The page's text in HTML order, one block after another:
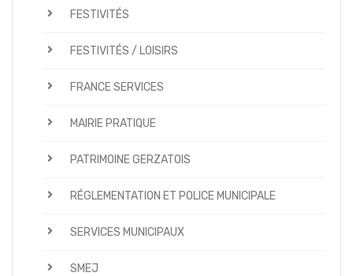
FESTIVITÉS
FESTIVITÉS / LOISIRS
FRANCE SERVICES
MAIRIE PRATIQUE
PATRIMOINE GERZATOIS
RÉGLEMENTATION ET POLICE MUNICIPALE
SERVICES MUNICIPAUX
SMEJ